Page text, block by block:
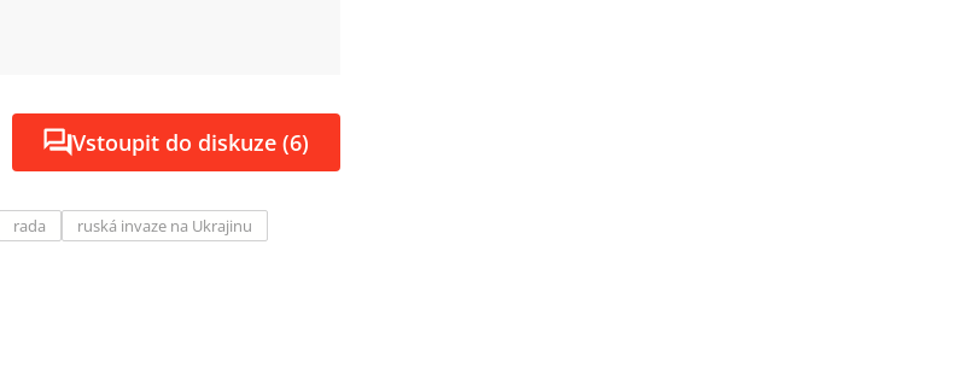
Vstoupit do diskuze (6)
rada ruská invaze na Ukrajinu